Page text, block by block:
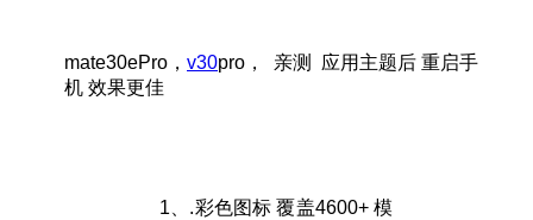
mate30ePro， v30pro， 亲测 应用主题后 重启手
机 效果更佳
1、.彩色图标 覆盖4600+ 模